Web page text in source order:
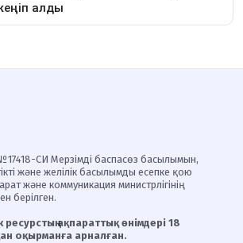
СИ Мерзімді баспасөз басылымын,
және желілік басылымды есепке қою
және коммуникация министрлігінің
берілген.
ресурстың ақпараттық өнімдері 18
оқырманға арналған.